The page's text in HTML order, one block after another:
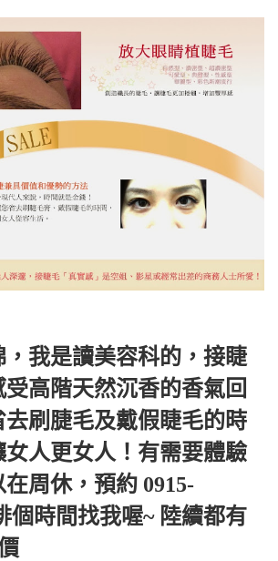
我是讀美容科的，接睫
高階天然沉香的香氣回
去刷脻毛及戴假睫毛的時
女人更女人！有需要體驗
周休，預約 0915-
個時間找我喔~ 陸續都有